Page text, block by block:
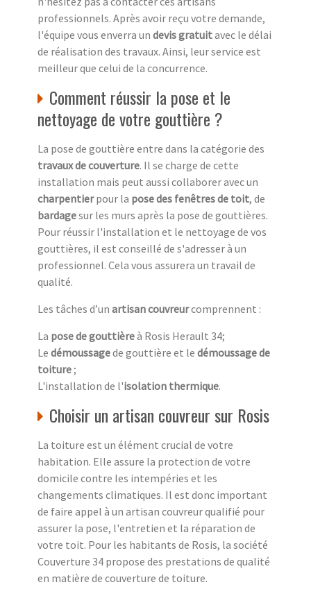
professionnels. Après avoir reçu votre demande,
l'équipe vous enverra un devis gratuitavec le délai
de réalisation des travaux. Ainsi, leur service est
meilleur que celui de la concurrence.
Comment réussir la pose et le
nettoyage de votre gouttière ?
La pose de gouttière entre dans la catégorie des
travaux de couverture. Il se charge de cette
installation mais peut aussi collaborer avec un
charpentierpour la pose des fenêtres de toit, de
bardagesur les murs après la pose de gouttières.
Pour réussir l'installation et le nettoyage de vos
gouttières, il est conseillé de s'adresser à un
professionnel. Cela vous assurera un travail de
qualité.
Les tâches d’un artisan couvreurcomprennent :
La pose de gouttièreà Rosis Herault 34;
Le démoussagede gouttière et le démoussage de
toiture;
L'installation de l'isolation thermique.
Choisir un artisan couvreur sur Rosis
La toiture est un élément crucial de votre
habitation. Elle assure la protection de votre
domicile contre les intempéries et les
changements climatiques. Il est donc important
de faire appel à un artisan couvreur qualifié pour
assurer la pose, l'entretien et la réparation de
votre toit. Pour les habitants de Rosis, la société
Couverture 34 propose des prestations de qualité
en matière de couverture de toiture.